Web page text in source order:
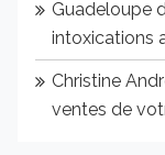
Guadeloupe
intoxications
Christine
ventes de